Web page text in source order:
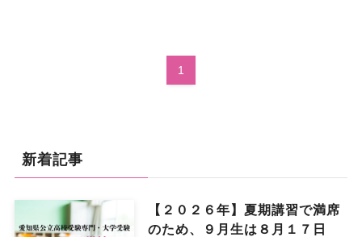
1
新着記事
【２０２６年】夏期講習で満席
のため、９月生は８月１７日